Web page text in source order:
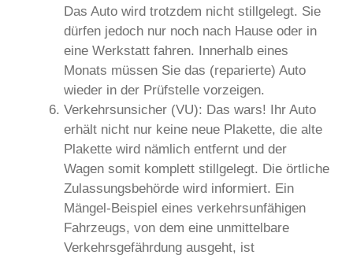
Das Auto wird trotzdem nicht stillgelegt. Sie
dürfen jedoch nur noch nach Hause oder in
eine Werkstatt fahren. Innerhalb eines
Monats müssen Sie das (reparierte) Auto
wieder in der Prüfstelle vorzeigen.
Verkehrsunsicher (VU): Das wars! Ihr Auto
erhält nicht nur keine neue Plakette, die alte
Plakette wird nämlich entfernt und der
Wagen somit komplett stillgelegt. Die örtliche
Zulassungsbehörde wird informiert. Ein
Mängel-Beispiel eines verkehrsunfähigen
Fahrzeugs, von dem eine unmittelbare
Verkehrsgefährdung ausgeht, ist